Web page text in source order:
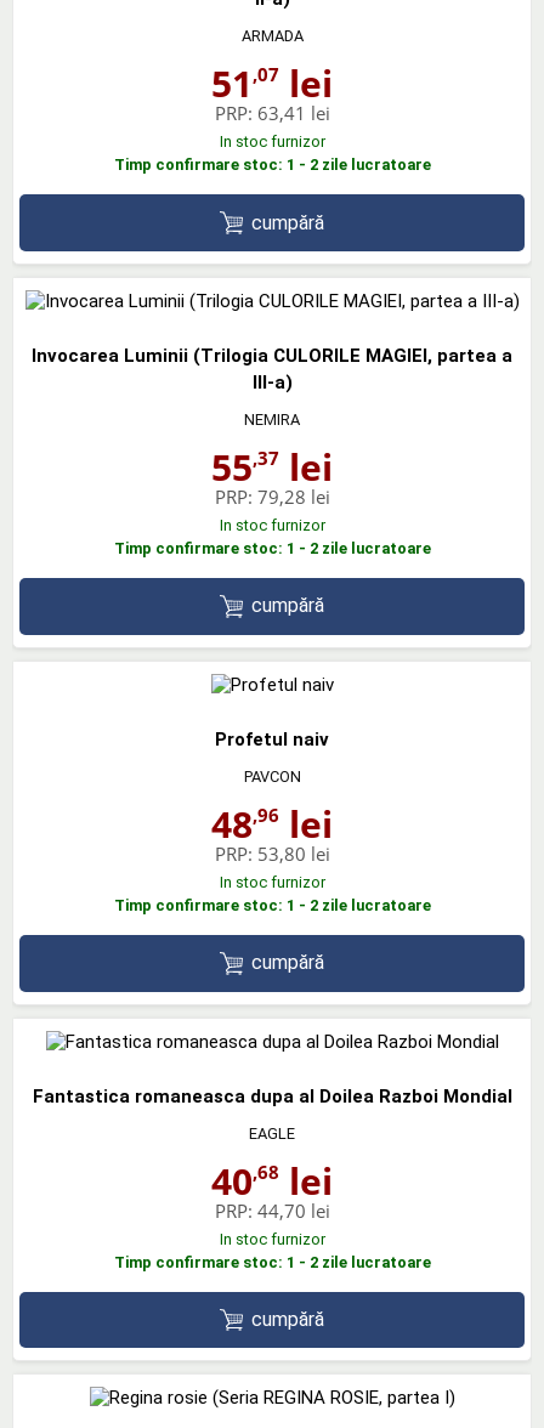
ARMADA
51 ,07 lei
PRP: 63,41 lei
In stoc furnizor
Timp confirmare stoc: 1 - 2 zile lucratoare
cumpără
Invocarea Luminii (Trilogia CULORILE MAGIEI, partea a
III-a)
NEMIRA
55,37 lei
PRP: 79,28 lei
In stoc furnizor
Timp confirmare stoc: 1 - 2 zile lucratoare
cumpără
Profetul naiv
PAVCON
48,96 lei
PRP: 53,80 lei
In stoc furnizor
Timp confirmare stoc: 1 - 2 zile lucratoare
cumpără
Fantastica romaneasca dupa al Doilea Razboi Mondial
EAGLE
40,68 lei
PRP: 44,70 lei
In stoc furnizor
Timp confirmare stoc: 1 - 2 zile lucratoare
cumpără